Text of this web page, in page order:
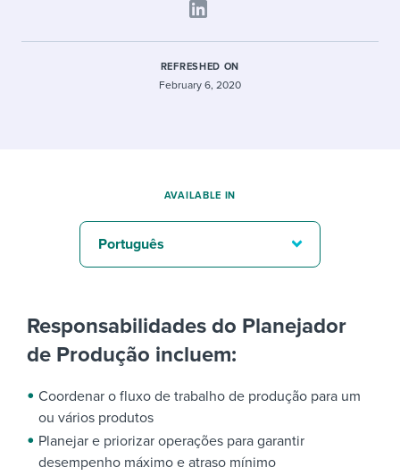
REFRESHED ON
February 6, 2020
Responsabilidades do Planejador
de Produção incluem:
Coordenar o fluxo de trabalho de produção para um
ou vários produtos
Planejar e priorizar operações para garantir
desempenho máximo e atraso mínimo
AVAILABLE IN
Português